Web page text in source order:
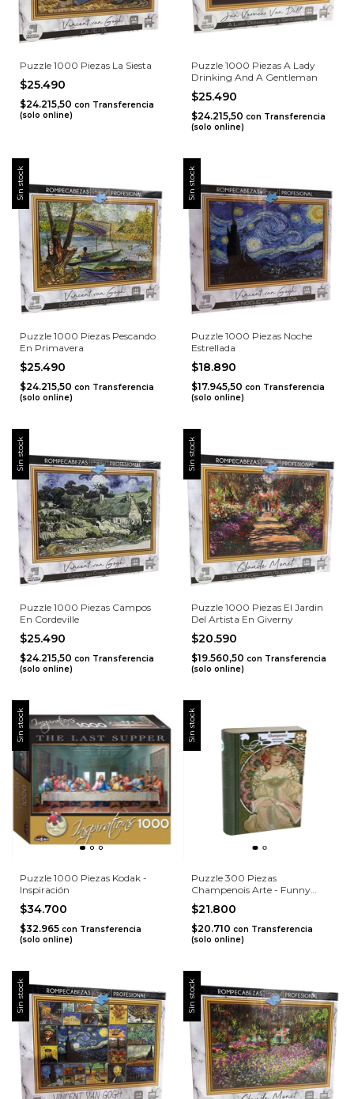
Puzzle 1000 Piezas La Siesta
$25.490
$24.215,50 con Transferencia
(solo online)
Puzzle 1000 Piezas A Lady
Drinking And A Gentleman
$25.490
$24.215,50 con Transferencia
(solo online)
Sin stock
Puzzle 1000 Piezas Pescando
En Primavera
$25.490
$24.215,50 con Transferencia
(solo online)
Sin stock
Puzzle 1000 Piezas Noche
Estrellada
$18.890
$17.945,50 con Transferencia
(solo online)
Sin stock
Puzzle 1000 Piezas Campos
En Cordeville
$25.490
$24.215,50 con Transferencia
(solo online)
Sin stock
Puzzle 1000 Piezas El Jardin
Del Artista En Giverny
$20.590
$19.560,50 con Transferencia
(solo online)
Sin stock
Puzzle 1000 Piezas Kodak -
Inspiración
$34.700
$32.965 con Transferencia
(solo online)
Sin stock
Puzzle 300 Piezas
Champenois Arte - Funny
Land
$21.800
$20.710 con Transferencia
(solo online)
Sin stock Sin stock